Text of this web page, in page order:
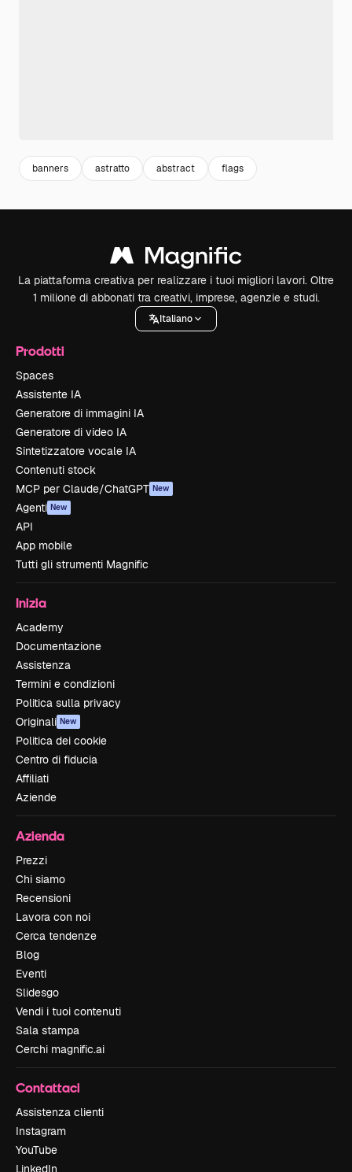
banners astratto abstract flags
La piattaforma creativa per realizzare i tuoi migliori lavori. Oltre
1 milione di abbonati tra creativi, imprese, agenzie e studi.
Italiano
Prodotti
Spaces
Assistente IA
Generatore di immagini IA
Generatore di video IA
Sintetizzatore vocale IA
Contenuti stock
MCP per Claude/ChatGPT New
Agenti New
API
App mobile
Tutti gli strumenti Magnific
Inizia
Academy
Documentazione
Assistenza
Termini e condizioni
Politica sulla privacy
Originali New
Politica dei cookie
Centro di fiducia
Affiliati
Aziende
Azienda
Prezzi
Chi siamo
Recensioni
Lavora con noi
Cerca tendenze
Blog
Eventi
Slidesgo
Vendi i tuoi contenuti
Sala stampa
Cerchi magnific.ai
Contattaci
Assistenza clienti
Instagram
YouTube
LinkedIn